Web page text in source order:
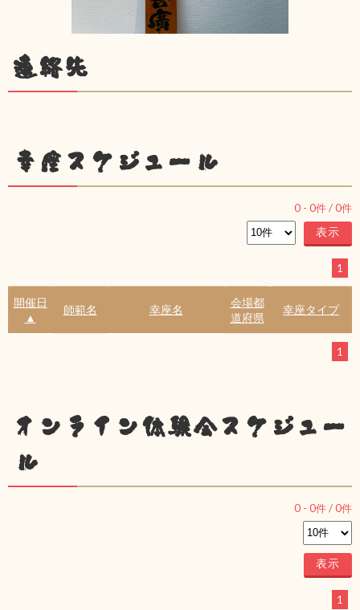
連絡先
幸座スケジュール
0 - 0件 /0件
1
開催日
▲
師範名 幸座名
会場都
道府県
幸座タイプ
1
オンライン体験会スケジュー
ル
0 - 0件 /0件
1